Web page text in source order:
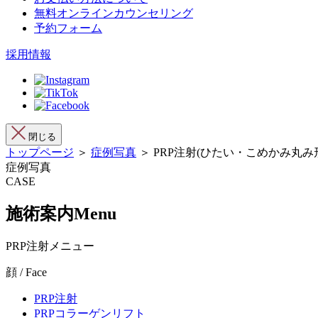
無料オンラインカウンセリング
予約フォーム
採用情報
閉じる
トップページ ＞ 症例写真 ＞ PRP注射(ひたい・こめかみ丸み
症例写真
CASE
施術案内Menu
PRP注射メニュー
顔 / Face
PRP注射
PRPコラーゲンリフト